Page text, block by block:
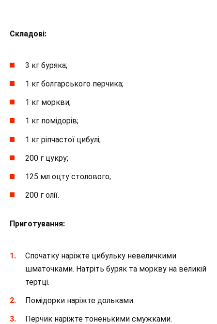
Складові:
3 кг буряка;
1 кг болгарського перчика;
1 кг моркви;
1 кг помідорів;
1 кг ріпчастої цибулі;
200 г цукру;
125 мл оцту столового;
200 г олії.
Приготування:
Спочатку наріжте цибульку невеличкими
шматочками. Натріть буряк та моркву на великій
тертці.
Помідорки наріжте дольками.
Перчик наріжте тоненькими смужками.